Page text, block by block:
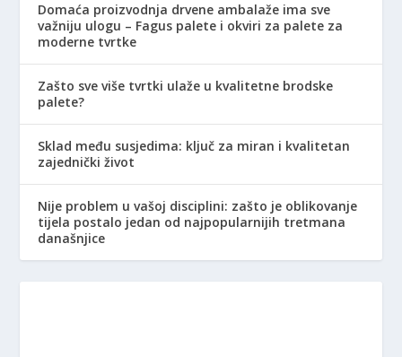
Domaća proizvodnja drvene ambalaže ima sve
važniju ulogu – Fagus palete i okviri za palete za
moderne tvrtke
Zašto sve više tvrtki ulaže u kvalitetne brodske
palete?
Sklad među susjedima: ključ za miran i kvalitetan
zajednički život
Nije problem u vašoj disciplini: zašto je oblikovanje
tijela postalo jedan od najpopularnijih tretmana
današnjice